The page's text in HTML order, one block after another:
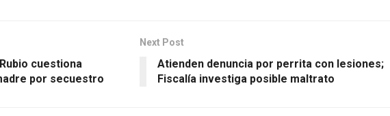
cuestiona
por secuestro
Next Post
Atienden denuncia por perrita con lesiones;
Fiscalía investiga posible maltrato